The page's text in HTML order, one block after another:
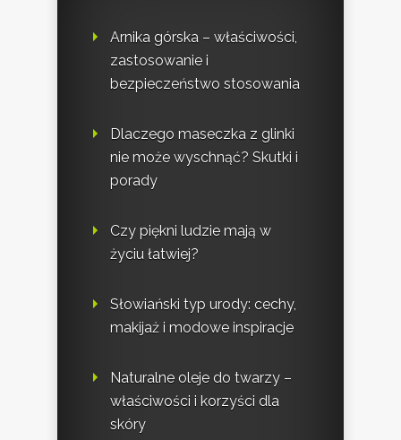
Arnika górska – właściwości,
zastosowanie i
bezpieczeństwo stosowania
Dlaczego maseczka z glinki
nie może wyschnąć? Skutki i
porady
Czy piękni ludzie mają w
życiu łatwiej?
Słowiański typ urody: cechy,
makijaż i modowe inspiracje
Naturalne oleje do twarzy –
właściwości i korzyści dla
skóry